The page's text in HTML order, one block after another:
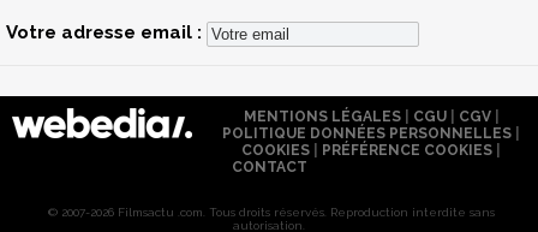
Votre adresse email :
MENTIONS LÉGALES| CGU| CGV|
POLITIQUE DONNÉES PERSONNELLES
COOKIES
PRÉFÉRENCE COOKIES
CONTACT
© 2007-2026 Filmsactu .com. Tous droits réservés. Reproduction interdite sans
autorisation.